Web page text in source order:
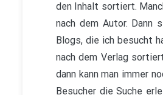
den Inhalt sortiert.
nach dem Autor. Dann
Blogs, die ich besucht
nach dem Verlag
dann kann man immer
Besucher die Suche